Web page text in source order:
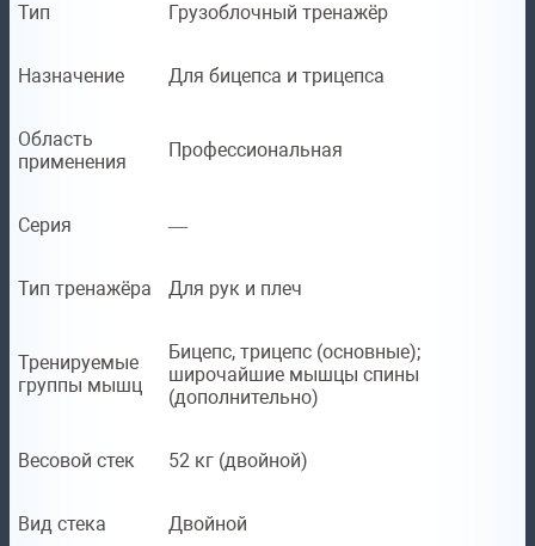
Тип Грузоблочный тренажёр
Назначение Для бицепса и трицепса
Область
применения
Профессиональная
Серия —
Тип тренажёра Для рук и плеч
Тренируемые
группы мышц
Бицепс, трицепс (основные);
широчайшие мышцы спины
(дополнительно)
Весовой стек 52 кг (двойной)
Вид стека Двойной